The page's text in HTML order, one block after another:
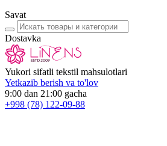
Savat
Dostavka
Yukori sifatli tekstil mahsulotlari
Yetkazib berish va to'lov
9:00 dan 21:00 gacha
+998 (78) 122-09-88